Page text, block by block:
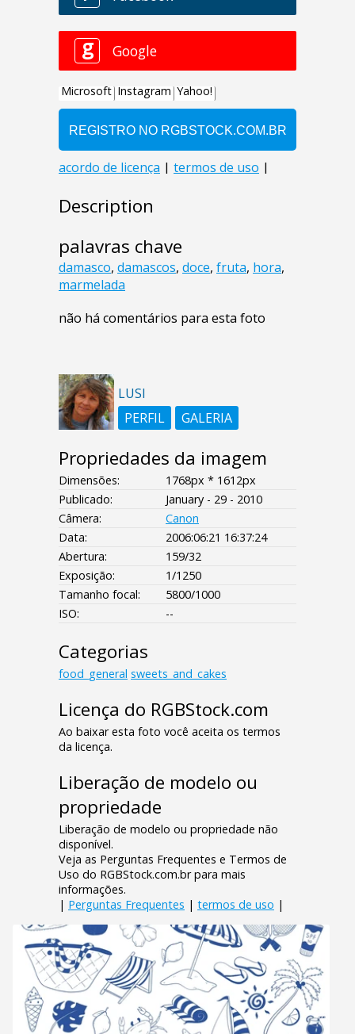
Description
palavras chave
damasco, damascos, doce, fruta, hora,
marmelada
não há comentários para esta foto
LUSI
PERFIL
GALERIA
Propriedades da imagem
Dimensões:
1768px * 1612px
Publicado:
January - 29 - 2010
Câmera:
Canon
Data:
2006:06:21 16:37:24
Abertura:
159/32
Exposição:
1/1250
Tamanho focal:
5800/1000
ISO:
--
Categorias
food_general sweets_and_cakes
Licença do RGBStock.com
Ao baixar esta foto você aceita os termos
da licença.
Liberação de modelo ou
propriedade
Liberação de modelo ou propriedade não
disponível.
Veja as Perguntas Frequentes e Termos de
Uso do RGBStock.com.br para mais
informações.
| Perguntas Frequentes | termos de uso |